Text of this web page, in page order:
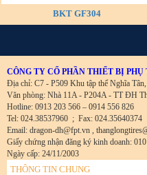
BKT GF304
CÔNG TY CỔ PHẦN THIẾT BỊ PHỤ
Địa chỉ: C7 - P509 Khu tập thể Nghĩa
Văn phòng: Nhà 11A - P204A - TT ĐH
Hotline: 0913 203 566 – 0914 556 826
Tel: 024.38537960 ; Fax: 024.35640374
Email: dragon-dh@fpt.vn ,
Giấy chứng nhận đăng ký kinh doanh:
Ngày cấp: 24/11/2003
THÔNG TIN CHUNG